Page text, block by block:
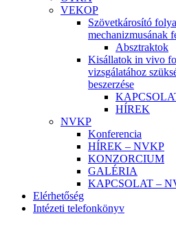
VEKOP
Szövetkárosító
mechanizmusának
Absztraktok
Kisállatok in vivo
vizsgálatához
beszerzése
HÍREK
NVKP
Konferencia
HÍREK – NVKP
KONZORCIUM
GALÉRIA
KAPCSOLAT –
Elérhetőség
Intézeti telefonkönyv